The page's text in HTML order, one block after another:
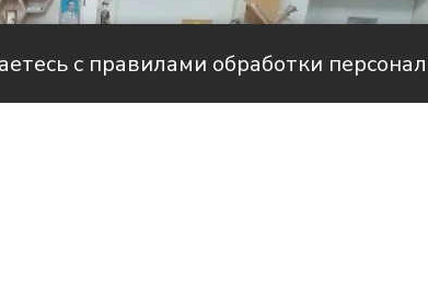
с правилами обработки